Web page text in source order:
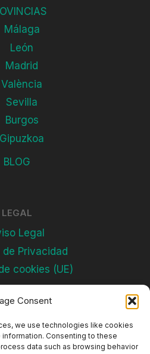
Consent
we use technologies like cookies
Consenting to these
data such as browsing behavior
Málaga
León
Madrid
València
Sevilla
Burgos
Gipuzkoa
BLOG
LEGAL
Legal
de Privacidad
cookies (UE)